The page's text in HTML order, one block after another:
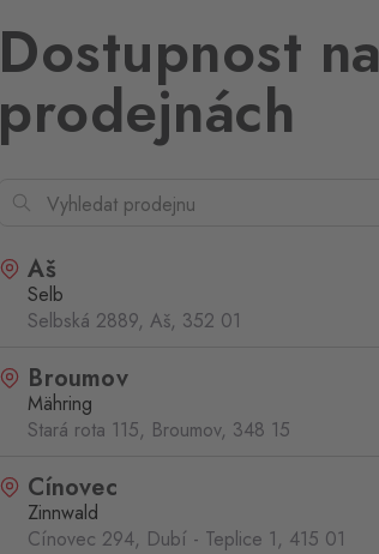
Dostupnost na
prodejnách
Aš
Selb
Selbská 2889, Aš, 352 01
Broumov
Mähring
Stará rota 115, Broumov, 348 15
Cínovec
Zinnwald
Cínovec 294, Dubí - Teplice 1, 415 01